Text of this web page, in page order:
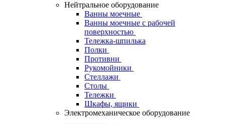
Нейтральное оборудование
Ванны моечные
Ванны моечные с рабочей
поверхностью
Тележка-шпилька
Полки
Противни
Рукомойники
Стеллажи
Столы
Тележки
Шкафы, ящики
Электромеханическое оборудование